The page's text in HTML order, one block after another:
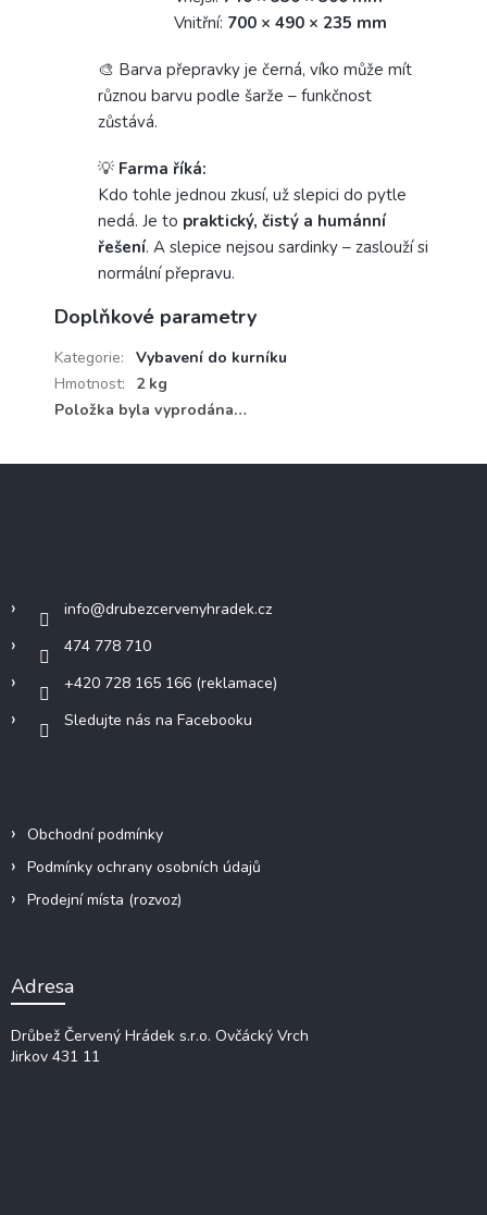
Vnitřní: 700 × 490 × 235 mm
🎨 Barva přepravky je černá, víko může mít
různou barvu podle šarže – funkčnost
zůstává.
💡 Farma říká:
Kdo tohle jednou zkusí, už slepici do pytle
nedá. Je to praktický, čistý a humánní
řešení. A slepice nejsou sardinky – zaslouží si
normální přepravu.
Doplňkové parametry
Kategorie:
Vybavení do kurníku
Hmotnost:
2 kg
Položka byla vyprodána…
info@drubezcervenyhradek.cz
474 778 710
+420 728 165 166 (reklamace)
Sledujte nás na Facebooku
Obchodní podmínky
Podmínky ochrany osobních údajů
Prodejní místa (rozvoz)
Adresa
Drůbež Červený Hrádek s.r.o. Ovčácký Vrch
Jirkov 431 11